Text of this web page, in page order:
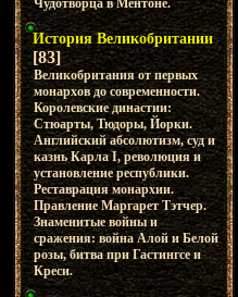
Чудотворца в Ментоне.
История Великобритании
[83]
Великобритания от первых
монархов до современности.
Королевские династии:
Стюарты, Тюдоры, Йорки.
Английский абсолютизм, суд и
казнь Карла I, революция и
установление республики.
Реставрация монархии.
Правление Маргарет Тэтчер.
Знаменитые войны и
сражения: война Алой и Белой
розы, битва при Гастингсе и
Креси.